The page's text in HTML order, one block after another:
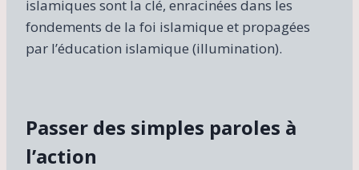
islamiques sont la clé, enracinées dans les
fondements de la foi islamique et propagées
par l’éducation islamique (illumination).
Passer des simples paroles à
l’action